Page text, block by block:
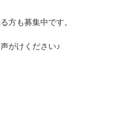
方も募集中です。
がけください♪